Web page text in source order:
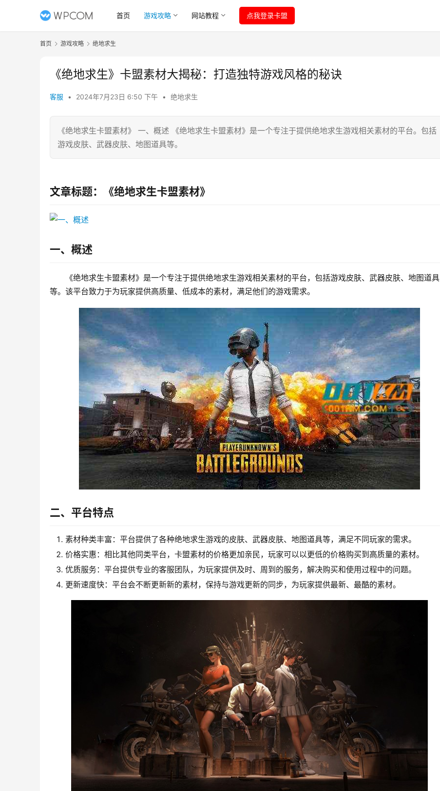
首页 游戏攻略 网站教程 点我登录卡盟
首页 游戏攻略 绝地求生
《绝地求生》卡盟素材大揭秘：打造独特游戏风格的秘诀
客服 • 2024年7月23日 6:50 下午 • 绝地求生
《绝地求生卡盟素材》 一、概述 《绝地求生卡盟素材》是一个专注于提供绝地求生游戏相关素材的平台。包括
游戏皮肤、武器皮肤、地图道具等。
文章标题：《绝地求生卡盟素材》
一、概述
《绝地求生卡盟素材》是一个专注于提供绝地求生游戏相关素材的平台，包括游戏皮肤、武器皮肤、地图道具
等。该平台致力于为玩家提供高质量、低成本的素材，满足他们的游戏需求。
二、平台特点
素材种类丰富：平台提供了各种绝地求生游戏的皮肤、武器皮肤、地图道具等，满足不同玩家的需求。
价格实惠：相比其他同类平台，卡盟素材的价格更加亲民，玩家可以以更低的价格购买到高质量的素材。
优质服务：平台提供专业的客服团队，为玩家提供及时、周到的服务，解决购买和使用过程中的问题。
更新速度快：平台会不断更新新的素材，保持与游戏更新的同步，为玩家提供最新、最酷的素材。